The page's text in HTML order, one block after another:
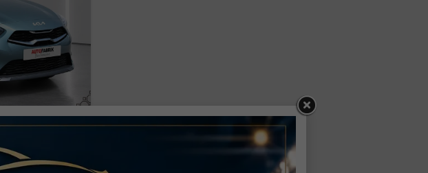
GOLD ANDROID 1.5 T-GDI, DCT AUTO*NAVI*WINTERPAK*KLIMAAUTO*16"*KAMERA*PRIVACYGLAS*